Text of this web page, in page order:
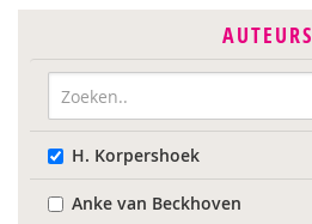
AUTEURS
H. Korpershoek
Anke van Beckhoven